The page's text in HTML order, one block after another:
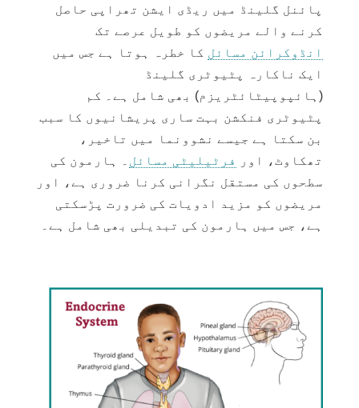
پائنل گلینڈ میں ریڈی ایشن تھراپی حاصل
کرنے والے مریضوں کو طویل عرصے تک
انڈوکرائن مسائل کا خطرہ ہوتا ہے جس میں
ایک ناکارہ
پٹیوٹری گلینڈ
(ہائپوپیٹائٹریزم) بھی شامل ہے۔ کم
پٹیوٹری فنکشن بہت ساری پریشانیوں کا سبب
بن سکتا ہے جیسے نشوونما میں تاخیر،
تھکاوٹ، اور
فرٹیلیٹی مسائل ۔ ہارمون کی
سطحوں کی مستقل نگرانی کرنا ضروری ہے، اور
مریضوں کو مزید ادویات کی ضرورت پڑسکتی
ہے، جس میں ہارمون کی تبدیلی بھی شامل ہے۔